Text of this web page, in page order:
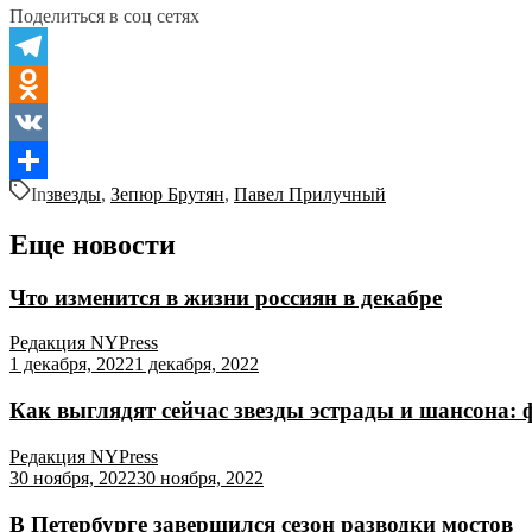
Поделиться в соц сетях
Telegram
Odnoklassniki
VK
Отправить
Inзвезды, Зепюр Брутян, Павел Прилучный
Еще новости
Что изменится в жизни россиян в декабре
Редакция NYPress
1 декабря, 20221 декабря, 2022
Как выглядят сейчас звезды эстрады и шансона:
Редакция NYPress
30 ноября, 202230 ноября, 2022
В Петербурге завершился сезон разводки мостов